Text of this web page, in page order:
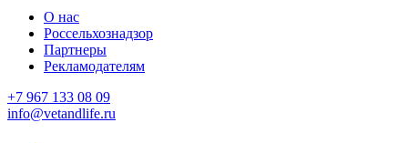
О нас
Россельхознадзор
Партнеры
Рекламодателям
+7 967 133 08 09
info@vetandlife.ru